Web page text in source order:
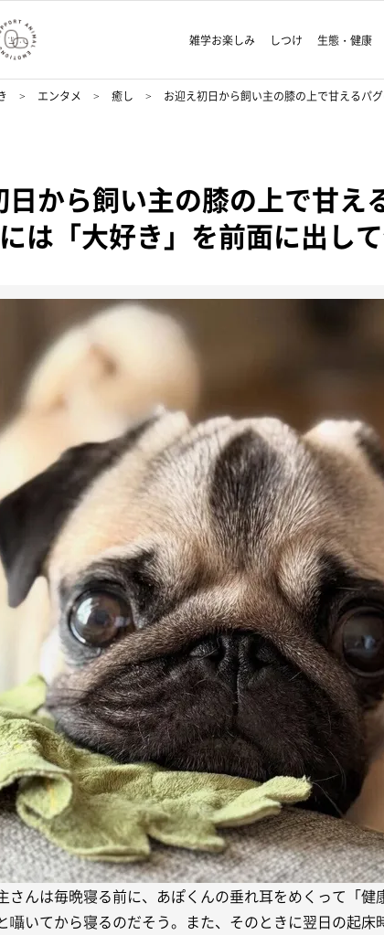
雑学お楽しみ しつけ 生態・健康
エンタメ 癒し お迎え初日から飼い主の膝の上で甘えるパ
日から飼い主の膝の上で甘え
は「大好き」を前面に出し
さんは毎晩寝る前に、あぽくんの垂れ耳をめくって「健
囁いてから寝るのだそう。また、そのときに翌日の起床